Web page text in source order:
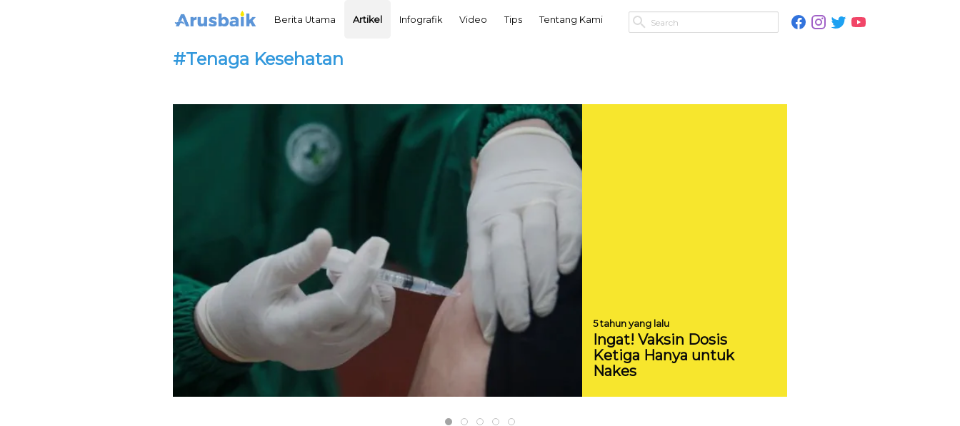
Berita Utama Artikel Infografik Video Tips Tentang Kami
#Tenaga Kesehatan
5 tahun yang lalu
Ingat! Vaksin Dosis
Ketiga Hanya untuk
Nakes